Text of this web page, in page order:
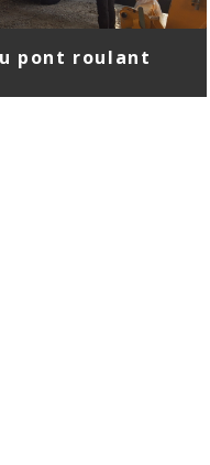
pont roulant